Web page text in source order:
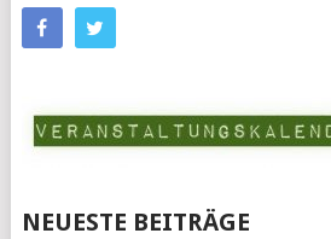
NEUESTE BEITRÄGE